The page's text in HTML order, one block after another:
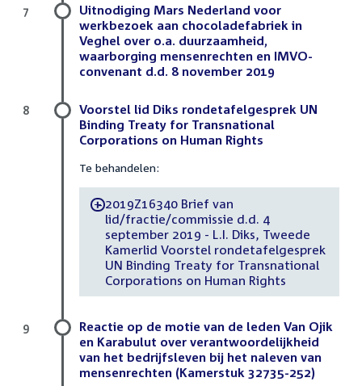
Uitnodiging Mars Nederland voor
werkbezoek aan chocoladefabriek in
Veghel over o.a. duurzaamheid,
waarborging mensenrechten en IMVO-
convenant d.d. 8 november 2019
7
Voorstel lid Diks rondetafelgesprek UN
Binding Treaty for Transnational
Corporations on Human Rights
Te behandelen:
-2019Z16340 Brief van
lid/fractie/commissie d.d. 4
september 2019 - L.I. Diks, Tweede
Kamerlid Voorstel rondetafelgesprek
UN Binding Treaty for Transnational
Corporations on Human Rights
8
Reactie op de motie van de leden Van Ojik
en Karabulut over verantwoordelijkheid
van het bedrijfsleven bij het naleven van
mensenrechten (Kamerstuk 32735-252)
9